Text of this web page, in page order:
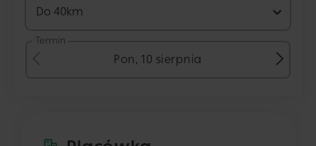
Do 40km
Termin
Pon, 10 sierpnia